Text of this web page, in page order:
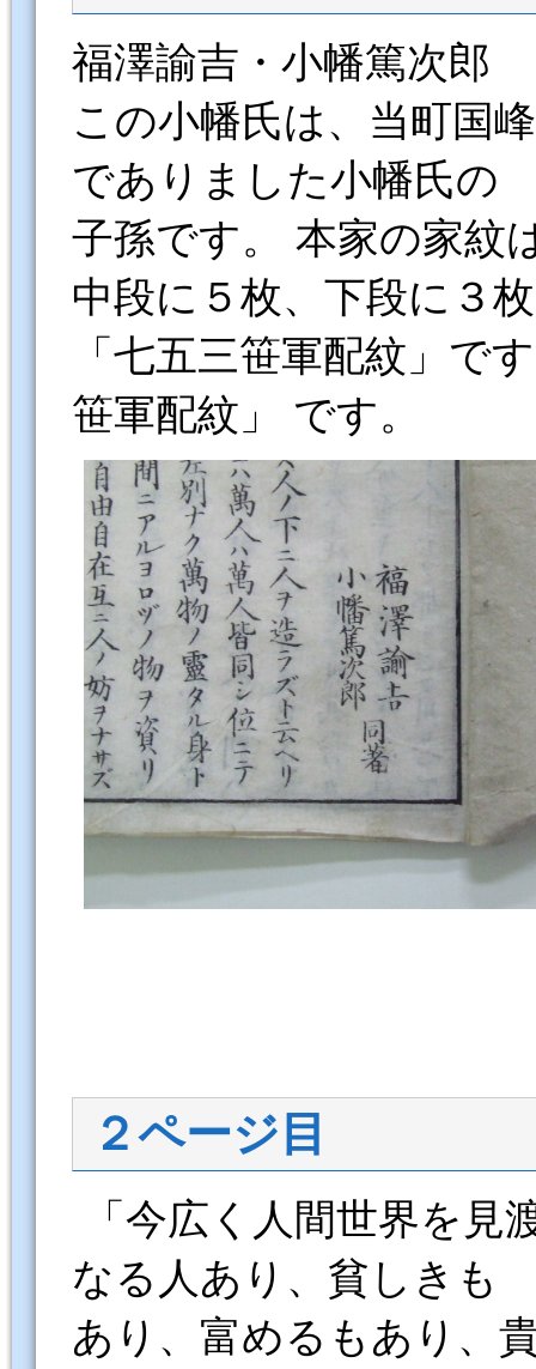
福澤諭吉・小幡篤次郎
この小幡氏は、当町国
でありました小幡氏の
子孫です。 本家の家紋
中段に５枚、下段に３
「七五三笹軍配紋」で
笹軍配紋」 です。
２ページ目
「今広く人間世界を見
なる人あり、貧しきも
あり、富めるもあり、